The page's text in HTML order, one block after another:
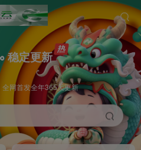
稳定更新
全网首发全年365天更新